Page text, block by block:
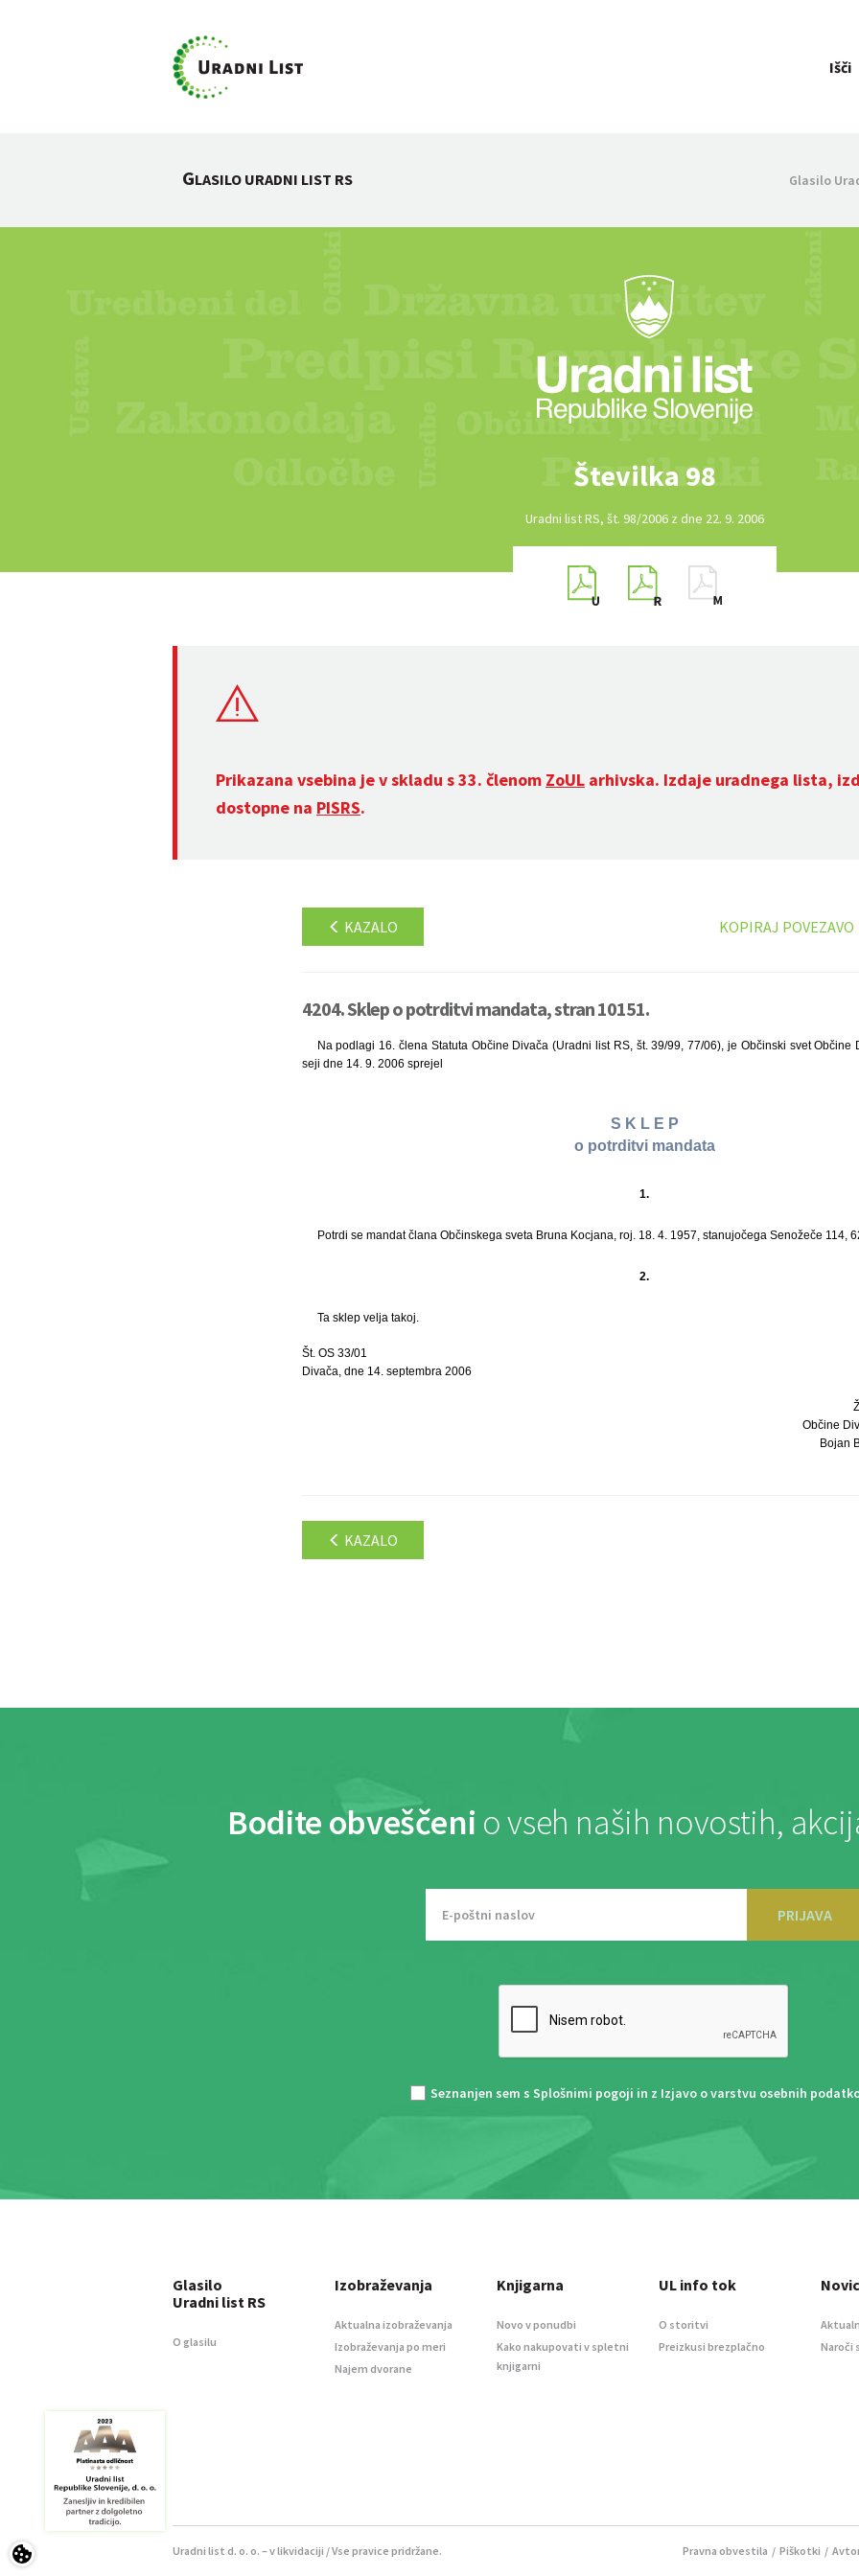
Išči
GLASILO URADNI LIST RS Glasilo
Številka 98
Uradni list RS, št. 98/2006 z dne 22. 9. 2006
Prikazana vsebina je v skladu s 33. členom ZoUL arhivska. Izdaje uradnega lista,
dostopne na PISRS.
KAZALO KOPIRAJ POVEZAVO
4204. Sklep o potrditvi mandata, stran 10151.
Na podlagi 16. člena Statuta Občine Divača (Uradni list RS, št. 39/99, 77/06), je Občinski svet Občine
seji dne 14. 9. 2006 sprejel
S K L E P
o potrditvi mandata
1.
Potrdi se mandat člana Občinskega sveta Bruna Kocjana, roj. 18. 4. 1957, stanujočega Senožeče 114,
2.
Ta sklep velja takoj.
Št. OS 33/01
Divača, dne 14. septembra 2006
Občine
Bojan
KAZALO
Bodite obveščeni o vseh naših novostih,
PRIJAVA
Seznanjen sem s Splošnimi pogoji in z Izjavo o varstvu osebnih
Glasilo
Uradni list RS
O glasilu
Izobraževanja
Aktualna izobraževanja
Izobraževanja po meri
Najem dvorane
Knjigarna
Novo v ponudbi
Kako nakupovati v spletni
knjigarni
UL info tok
O storitvi
Preizkusi brezplačno
Naroči
Uradni list d. o. o. – v likvidaciji / Vse pravice pridržane. Pravna obvestila / Piškotki /